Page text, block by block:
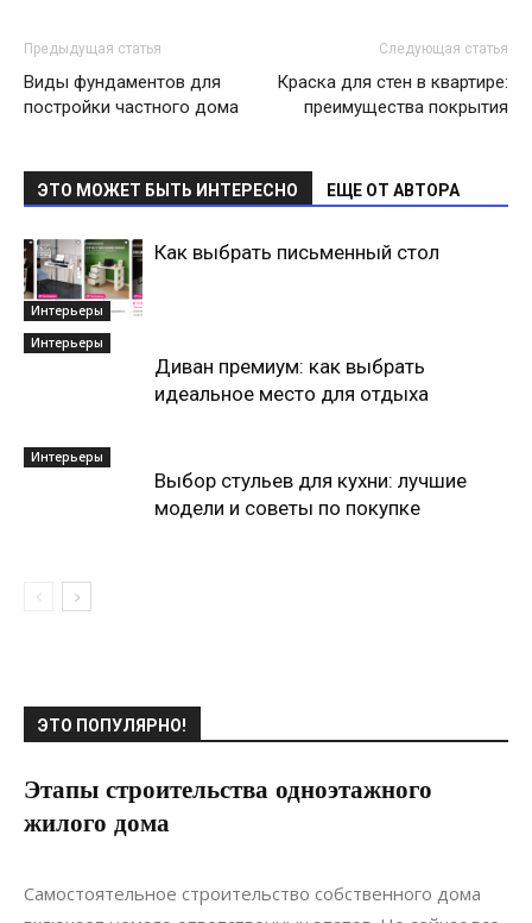
Предыдущая статья
Виды фундаментов для
постройки частного дома
Следующая статья
Краска для стен в квартире:
преимущества покрытия
ЭТО МОЖЕТ БЫТЬ ИНТЕРЕСНО ЕЩЕ ОТ АВТОРА
Интерьеры
Как выбрать письменный стол
Интерьеры
Диван премиум: как выбрать
идеальное место для отдыха
Интерьеры
Выбор стульев для кухни: лучшие
модели и советы по покупке
ЭТО ПОПУЛЯРНО!
Этапы строительства одноэтажного
жилого дома
28.08.2021
Самостоятельное строительство собственного дома